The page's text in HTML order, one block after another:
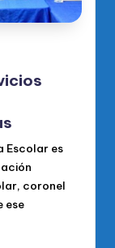
Escolar es
coronel
ese